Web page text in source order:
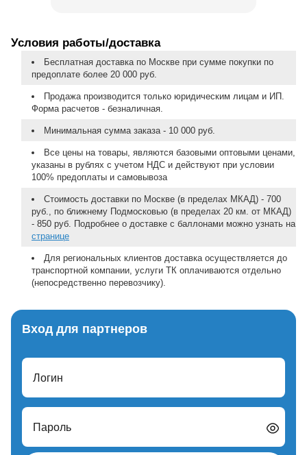
Условия работы/доставка
Бесплатная доставка по Москве при сумме покупки по
предоплате более 20 000 руб.
Продажа производится только юридическим лицам и ИП.
Форма расчетов - безналичная.
Минимальная сумма заказа - 10 000 руб.
Все цены на товары, являются базовыми оптовыми ценами,
указаны в рублях с учетом НДС и действуют при условии
100% предоплаты и самовывоза
Стоимость доставки по Москве (в пределах МКАД) - 700
руб., по ближнему Подмосковью (в пределах 20 км. от МКАД)
- 850 руб. Подробнее о доставке с баллонами можно узнать на
странице
Для региональных клиентов доставка осуществляется до
транспортной компании, услуги ТК оплачиваются отдельно
(непосредственно перевозчику).
Вход для партнеров
Логин
Пароль